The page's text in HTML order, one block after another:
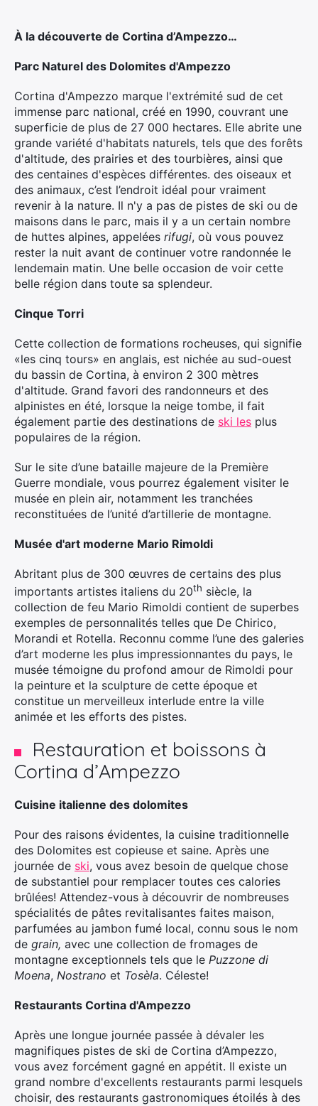
À la découverte de Cortina d’Ampezzo…
Parc Naturel des Dolomites d'Ampezzo
Cortina d'Ampezzo marque l'extrémité sud de cet
immense parc national, créé en 1990, couvrant une
superficie de plus de 27 000 hectares. Elle abrite une
grande variété d'habitats naturels, tels que des forêts
d'altitude, des prairies et des tourbières, ainsi que
des centaines d'espèces différentes. des oiseaux et
des animaux, c’est l’endroit idéal pour vraiment
revenir à la nature. Il n'y a pas de pistes de ski ou de
maisons dans le parc, mais il y a un certain nombre
de huttes alpines, appelées rifugi, où vous pouvez
rester la nuit avant de continuer votre randonnée le
lendemain matin. Une belle occasion de voir cette
belle région dans toute sa splendeur.
Cinque Torri
Cette collection de formations rocheuses, qui signifie
«les cinq tours» en anglais, est nichée au sud-ouest
du bassin de Cortina, à environ 2 300 mètres
d'altitude. Grand favori des randonneurs et des
alpinistes en été, lorsque la neige tombe, il fait
également partie des destinations de ski les plus
populaires de la région.
Sur le site d’une bataille majeure de la Première
Guerre mondiale, vous pourrez également visiter le
musée en plein air, notamment les tranchées
reconstituées de l’unité d’artillerie de montagne.
Musée d'art moderne Mario Rimoldi
Abritant plus de 300 œuvres de certains des plus
importants artistes italiens du 20th siècle, la
collection de feu Mario Rimoldi contient de superbes
exemples de personnalités telles que De Chirico,
Morandi et Rotella. Reconnu comme l’une des galeries
d’art moderne les plus impressionnantes du pays, le
musée témoigne du profond amour de Rimoldi pour
la peinture et la sculpture de cette époque et
constitue un merveilleux interlude entre la ville
animée et les efforts des pistes.
Restauration et boissons à
Cortina d’Ampezzo
Cuisine italienne des dolomites
Pour des raisons évidentes, la cuisine traditionnelle
des Dolomites est copieuse et saine. Après une
journée de ski, vous avez besoin de quelque chose
de substantiel pour remplacer toutes ces calories
brûlées! Attendez-vous à découvrir de nombreuses
spécialités de pâtes revitalisantes faites maison,
parfumées au jambon fumé local, connu sous le nom
de grain, avec une collection de fromages de
montagne exceptionnels tels que le Puzzone di
Moena, Nostrano et Tosèla. Céleste!
Restaurants Cortina d'Ampezzo
Après une longue journée passée à dévaler les
magnifiques pistes de ski de Cortina d’Ampezzo,
vous avez forcément gagné en appétit. Il existe un
grand nombre d'excellents restaurants parmi lesquels
choisir, des restaurants gastronomiques étoilés à des
×